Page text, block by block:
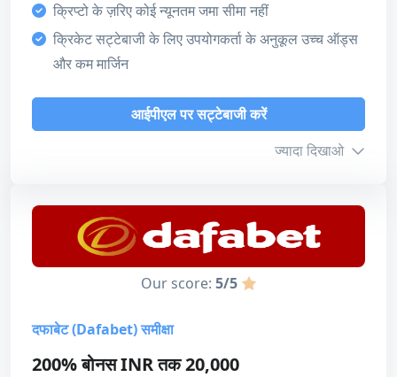
भुगतान की विधि
Unified Payments Interface (UPI)
Google Pay
VISA Mastercard Bitcoin
IMPS Bank Transfer MuchBetter
आईपीएल पर सट्टेबाजी करें
समीक्षा पढ़ें
भुगतान की विधि
लाइसेंस
5
कुल मिलाकर
Unified Payments Interface (UPI)
क्रिप्टो के ज़रिए कोई न्यूनतम जमा सीमा नहीं
क्रिकेट सट्टेबाजी के लिए उपयोगकर्ता के अनुकूल उच्च ऑड्स
और कम मार्जिन
आईपीएल पर सट्टेबाजी करें
ज्यादा दिखाओ
बोनस जानकारी
न्यूनतम जमा
टर्नऑवर
Our score: 5/5
दफाबेट (Dafabet) समीक्षा
200% बोनस INR तक 20,000